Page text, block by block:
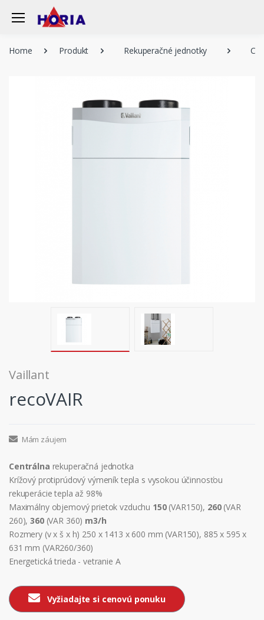
Home Produkt Rekuperačné jednotky
Vaillant
recoVAIR
Mám záujem
Centrálna rekuperačná jednotka
Krížový protiprúdový výmeník tepla s vysokou účinnosťou
rekuperácie tepla až 98%
Maximálny objemový prietok vzduchu 150(VAR150), 260(VAR
260),360(VAR 360) m3/h
Rozmery (v x š x h) 250 x 1413 x 600 mm (VAR150), 885 x 595 x
631 mm (VAR260/360)
Energetická trieda - vetranie A
Vyžiadajte si cenovú ponuku